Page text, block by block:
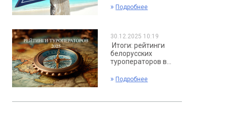
» Подробнее
30.12.2025 10:19
Итоги: рейтинги
белорусских
туроператоров в...
» Подробнее